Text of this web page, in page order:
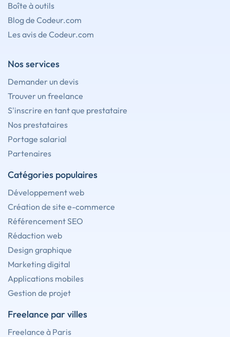
Boîte à outils
Blog de Codeur.com
Les avis de Codeur.com
Nos services
Demander un devis
Trouver un freelance
S'inscrire en tant que prestataire
Nos prestataires
Portage salarial
Partenaires
Catégories populaires
Développement web
Création de site e-commerce
Référencement SEO
Rédaction web
Design graphique
Marketing digital
Applications mobiles
Gestion de projet
Freelance par villes
Freelance à Paris